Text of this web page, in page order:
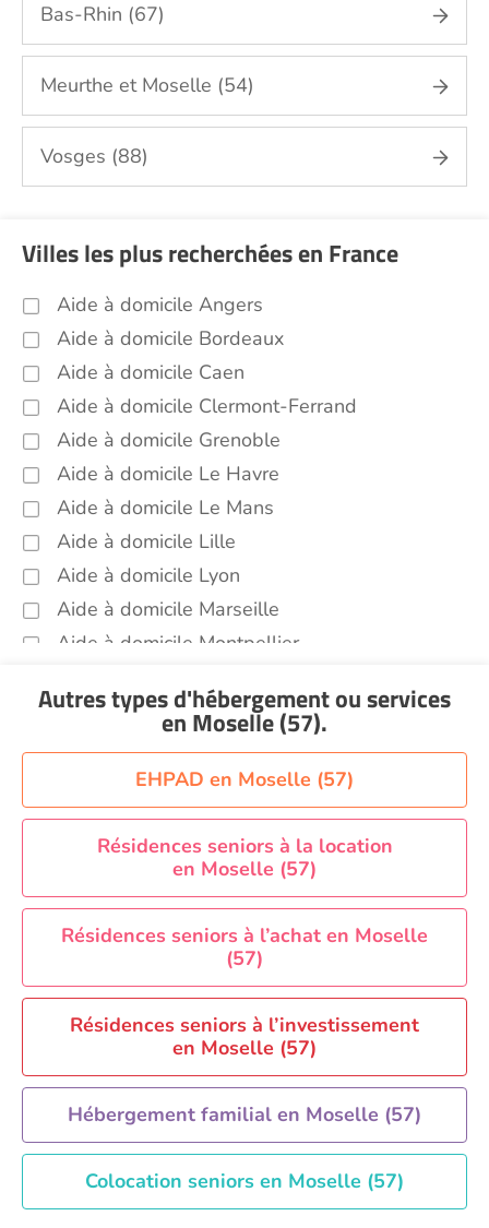
Entretien du cadre de vie, ménage,
repassage, gestion du linge Moselle (57)
Portage de repas Moselle (57)
Sorties (promenades, rendez-vous
médicaux...) Moselle (57)
Promenade animaux de compagnie Moselle
(57)
Autres aides à domicile Moselle (57)
Voir toutes les aides à domicile en Moselle (57)
Bas-Rhin (67)
Meurthe et Moselle (54)
Vosges (88)
Villes les plus recherchées en France
Aide à domicile Angers
Aide à domicile Bordeaux
Aide à domicile Caen
Aide à domicile Clermont-Ferrand
Aide à domicile Grenoble
Aide à domicile Le Havre
Aide à domicile Le Mans
Aide à domicile Lille
Aide à domicile Lyon
Aide à domicile Marseille
Aide à domicile Montpellier
Aide à domicile Nice
Aide à domicile Orléans
Aide à domicile Paris
Aide à domicile Perpignan
Aide à domicile Rennes
Aide à domicile Saint-Etienne
Aide à domicile Toulouse
Recherche par ville
Autres types d'hébergement ou services
en Moselle (57).
EHPAD en Moselle (57)
Résidences seniors à la location
en Moselle (57)
Résidences seniors à l’achat en Moselle
(57)
Résidences seniors à l’investissement
en Moselle (57)
Hébergement familial en Moselle (57)
Colocation seniors en Moselle (57)